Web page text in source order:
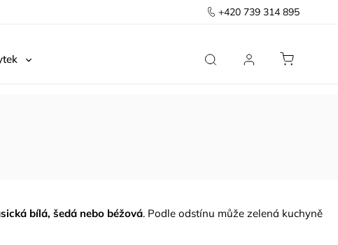
+420 739 314 895
Předsíň
bílá, šedá nebo béžová. Podle odstínu může zelená kuchyně